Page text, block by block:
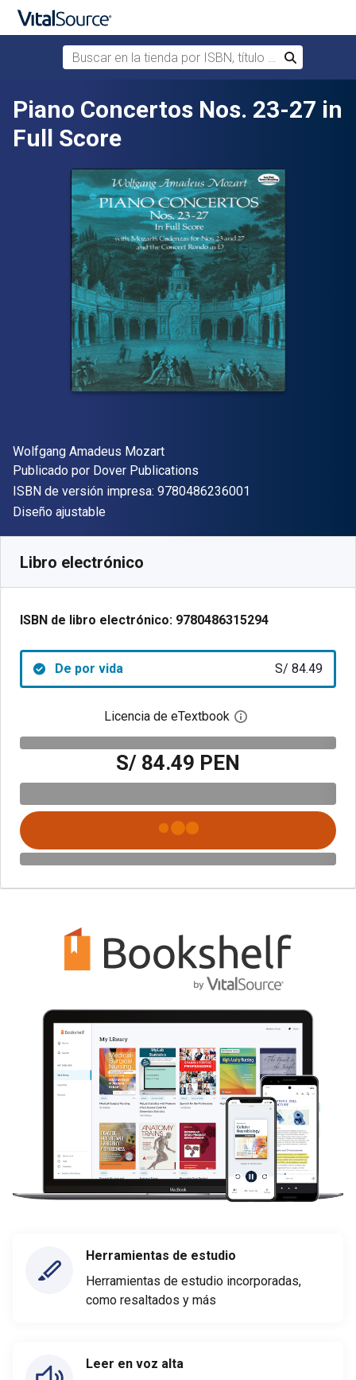
Saltar al contenido principal
Buscar en la tienda por ISBN, título o autor
Buscar
Piano Concertos Nos. 23-27 in
Full Score
Autor(es)
Wolfgang Amadeus Mozart
Editor
Publicado por Dover Publications
ISBN de versión impresa: 9780486236001
Formato
Diseño ajustable
Libro electrónico
ISBN de libro electrónico: 9780486315294
De por vida S/ 84.49
Licencia de eTextbook Abre el cuadro de
S/ 84.49 PEN
Herramientas de estudio
Herramientas de estudio incorporadas,
como resaltados y más
Leer en voz alta